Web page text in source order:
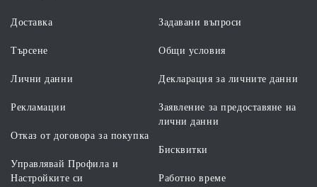
Доставка
Търсене
Задавани въпроси
Общи условия
Лични данни
Рекламации
Отказ от договора за покупка
Управлявай Профила и
Настройките си
Декларация за личните данни
Заявление за предоставяне на
лични данни
Бисквитки
Работно време